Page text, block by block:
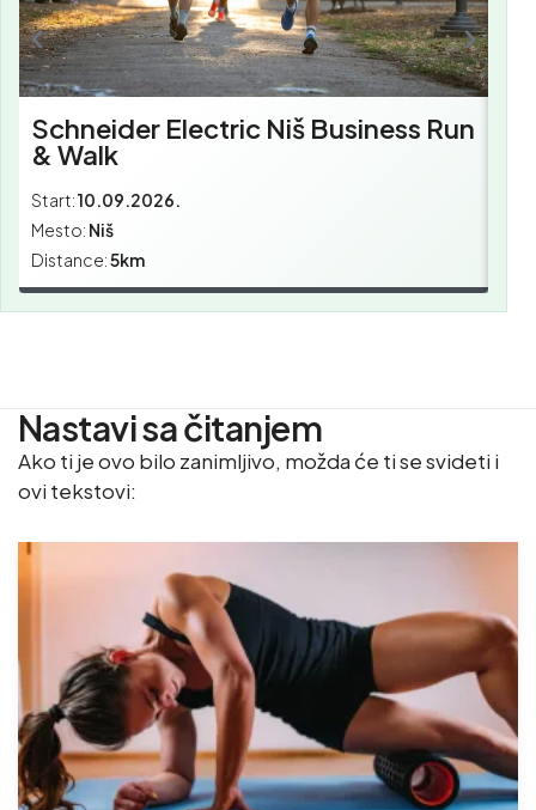
Schneider Electric Niš Business Run
& Walk
Start:10.09.2026.
Mesto: Niš
Distance:5km
Nastavi sa čitanjem
Ako ti je ovo bilo zanimljivo, možda će ti se svideti i
ovi tekstovi: